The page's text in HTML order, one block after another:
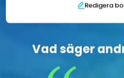
Redigera
Vad säger